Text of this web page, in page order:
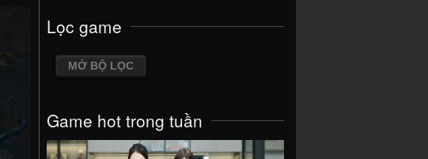
Lọc game
MỞ BỘ LỌC
Game hot trong tuần